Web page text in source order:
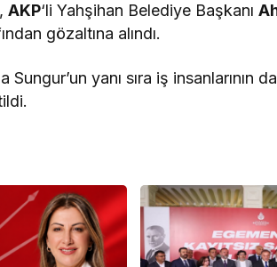
AKP‘li Yahşihan Belediye Başkanı
gözaltına alındı.
Sungur’un yanı sıra iş insanlarının